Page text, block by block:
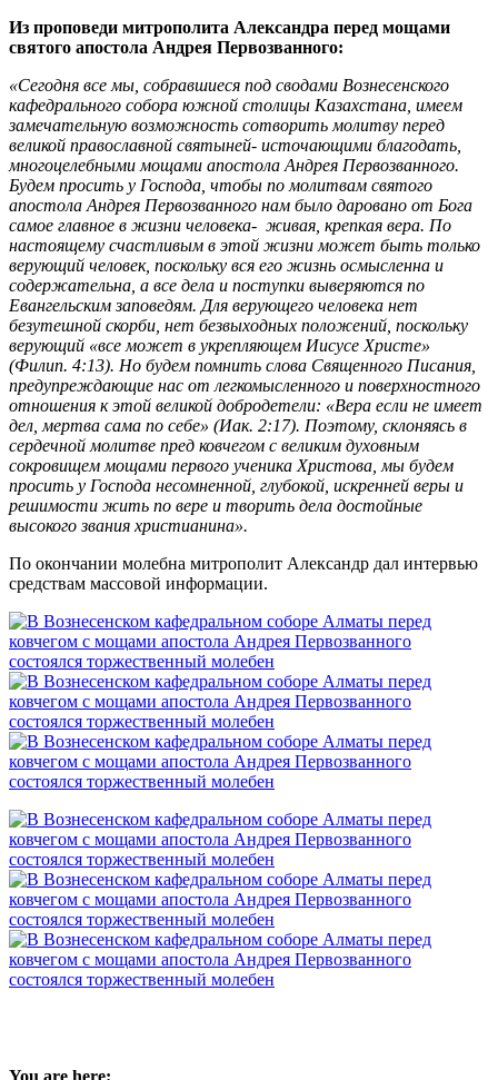
Из проповеди митрополита Александра перед мощами
святого апостола Андрея Первозванного:
«Сегодня все мы, собравшиеся под сводами Вознесенского
кафедрального собора южной столицы Казахстана, имеем
замечательную возможность сотворить молитву перед
великой православной святыней- источающими благодать,
многоцелебными мощами апостола Андрея Первозванного.
Будем просить у Господа, чтобы по молитвам святого
апостола Андрея Первозванного нам было даровано от Бога
самое главное в жизни человека- живая, крепкая вера. По
настоящему счастливым в этой жизни может быть только
верующий человек, поскольку вся его жизнь осмысленна и
содержательна, а все дела и поступки выверяются по
Евангельским заповедям. Для верующего человека нет
безутешной скорби, нет безвыходных положений, поскольку
верующий «все может в укрепляющем Иисусе Христе»
(Филип. 4:13). Но будем помнить слова Священного Писания,
предупреждающие нас от легкомысленного и поверхностного
отношения к этой великой добродетели: «Вера если не имеет
дел, мертва сама по себе» (Иак. 2:17). Поэтому, склоняясь в
сердечной молитве пред ковчегом с великим духовным
сокровищем мощами первого ученика Христова, мы будем
просить у Господа несомненной, глубокой, искренней веры и
решимости жить по вере и творить дела достойные
высокого звания христианина».
По окончании молебна митрополит Александр дал интервью
средствам массовой информации.
You are here: